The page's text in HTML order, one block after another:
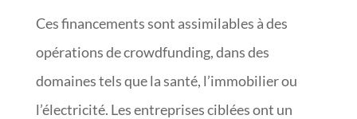
Ces financements sont assimilables à des
opérations de crowdfunding, dans des
domaines tels que la santé, l’immobilier ou
l’électricité. Les entreprises ciblées ont un